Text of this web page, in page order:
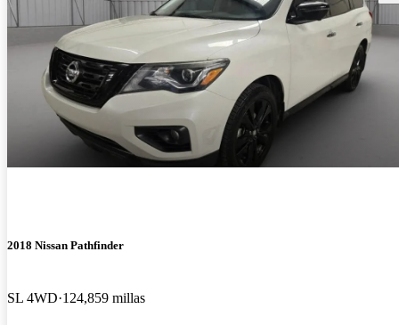
2018 Nissan Pathfinder
SL 4WD 124,859 millas